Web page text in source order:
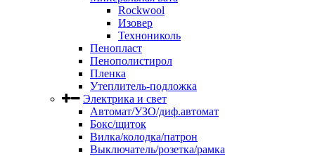
Rockwool
Изовер
Технониколь
Пенопласт
Пенополистирол
Пленка
Утеплитель-подложка
Электрика и свет
Автомат/УЗО/диф.автомат
Бокс/щиток
Вилка/колодка/патрон
Выключатель/розетка/рамка